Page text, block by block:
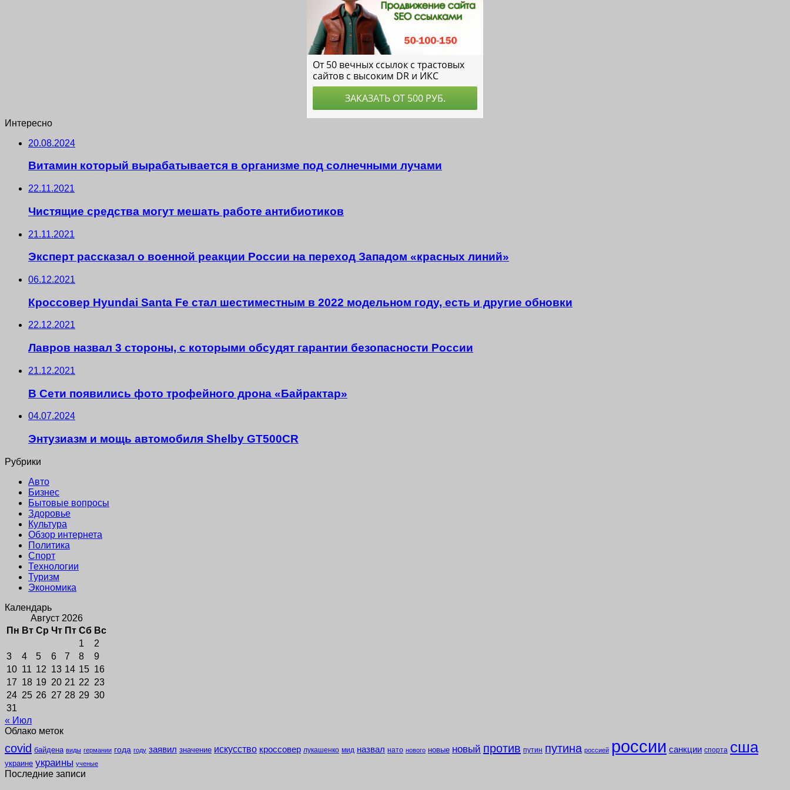
Интересно
20.08.2024
Витамин который вырабатывается в организме под солнечными лучами
22.11.2021
Чистящие средства могут мешать работе антибиотиков
21.11.2021
Эксперт рассказал о военной реакции России на переход Западом «красных линий»
06.12.2021
Кроссовер Hyundai Santa Fe стал шестиместным в 2022 модельном году, есть и другие обновки
22.12.2021
Лавров назвал 3 стороны, с которыми обсудят гарантии безопасности России
21.12.2021
В Сети появились фото трофейного дрона «Байрактар»
04.07.2024
Энтузиазм и мощь автомобиля Shelby GT500CR
Рубрики
Авто
Бизнес
Бытовые вопросы
Здоровье
Культура
Обзор интернета
Политика
Спорт
Технологии
Туризм
Экономика
Календарь
Август 2026
Пн Вт Ср Чт Пт Сб Вс
1
2
3
4 5 6 7 8
9
10 11 12 13 14 15 16
17 18 19 20 21 22 23
24 25 26 27 28 29 30
31
« Июл
Облако меток
covid байдена виды германии года году заявил значение искусство кроссовер лукашенко мид назвал нато нового новые новый против путин путина россией россии санкции спорта сша
украине украины ученые
Последние записи